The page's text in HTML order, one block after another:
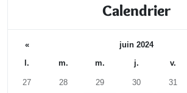
Calendrier
« juin 2024
l.
m. m. j. v.
27 28 29 30 31